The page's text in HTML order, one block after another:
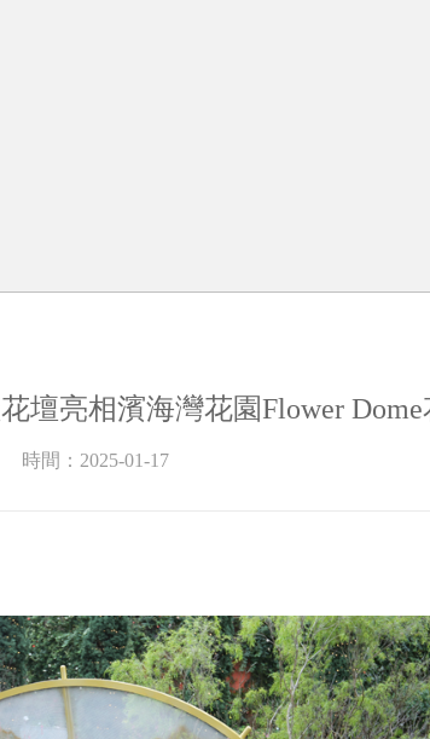
壇亮相濱海灣花園Flower
時間：2025-01-17